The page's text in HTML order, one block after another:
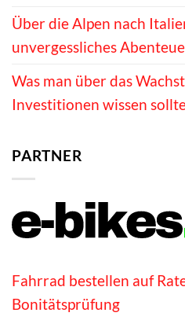
Über die Alpen nach
unvergessliches
Was man über das
Investitionen wissen
PARTNER
Fahrrad bestellen auf
Bonitätsprüfung